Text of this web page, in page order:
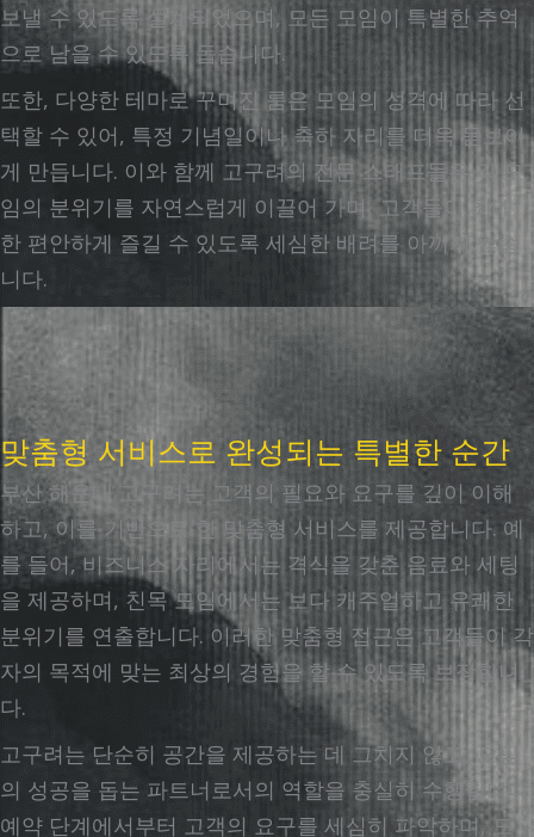
보낼 수 있도록 설계되었으며, 모든 모임이 특별한 추억
으로 남을 수 있도록 돕습니다.
또한, 다양한 테마로 꾸며진 룸은 모임의 성격에 따라 선
택할 수 있어, 특정 기념일이나 축하 자리를 더욱 돋보이
게 만듭니다. 이와 함께 고구려의 전문 스태프들은 각 모
임의 분위기를 자연스럽게 이끌어 가며, 고객들이 최대
한 편안하게 즐길 수 있도록 세심한 배려를 아끼지 않습
니다.
맞춤형 서비스로 완성되는 특별한 순간
부산 해운대 고구려는 고객의 필요와 요구를 깊이 이해
하고, 이를 기반으로 한 맞춤형 서비스를 제공합니다. 예
를 들어, 비즈니스 자리에서는 격식을 갖춘 음료와 세팅
을 제공하며, 친목 모임에서는 보다 캐주얼하고 유쾌한
분위기를 연출합니다. 이러한 맞춤형 접근은 고객들이 각
자의 목적에 맞는 최상의 경험을 할 수 있도록 보장합니
다.
고구려는 단순히 공간을 제공하는 데 그치지 않고, 모임
의 성공을 돕는 파트너로서의 역할을 충실히 수행합니다.
예약 단계에서부터 고객의 요구를 세심히 파악하며, 도